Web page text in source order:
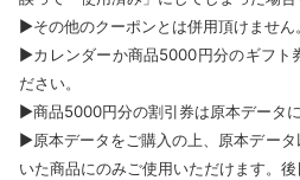
▶その他のクーポンとは併用頂けません。
▶カレンダーか商品5000円分のギフト
ださい。
▶商品5000円分の割引券は原本データ
▶原本データをご購入の上、原本デー
いた商品にのみご使用いただけます。